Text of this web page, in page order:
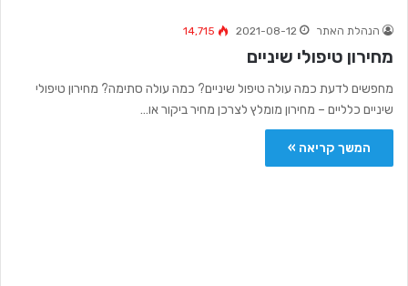
הנהלת האתר 2021-08-12
14,715
מחירון טיפולי שיניים
מחפשים לדעת כמה עולה טיפול שיניים? כמה עולה סתימה? מחירון טיפולי
שיניים כלליים – מחירון מומלץ לצרכן מחיר ביקור או…
המשך קריאה »